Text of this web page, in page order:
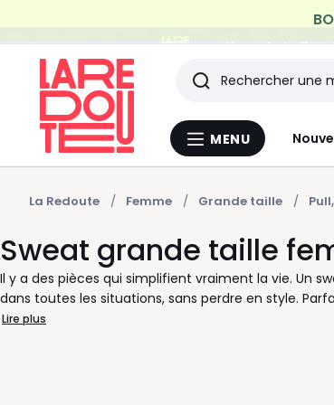
Profitez de la
Menu
MENU
Rechercher
Les
derniers
articles
consultés
La Redoute Femme Grande taille
Sweat grande taille
Il y a des pièces qui simplifient vraiment la vie. Un
dans toutes les situations, sans perdre en style.
pensé. Disponible en plusieurs tailles, il s’adapte à
nombreuses. À vous de choisir la coupe et les
facilement aux autres pièces de votre dressing.
instantanément une tenue simple. Idéal pour les
Lire plus